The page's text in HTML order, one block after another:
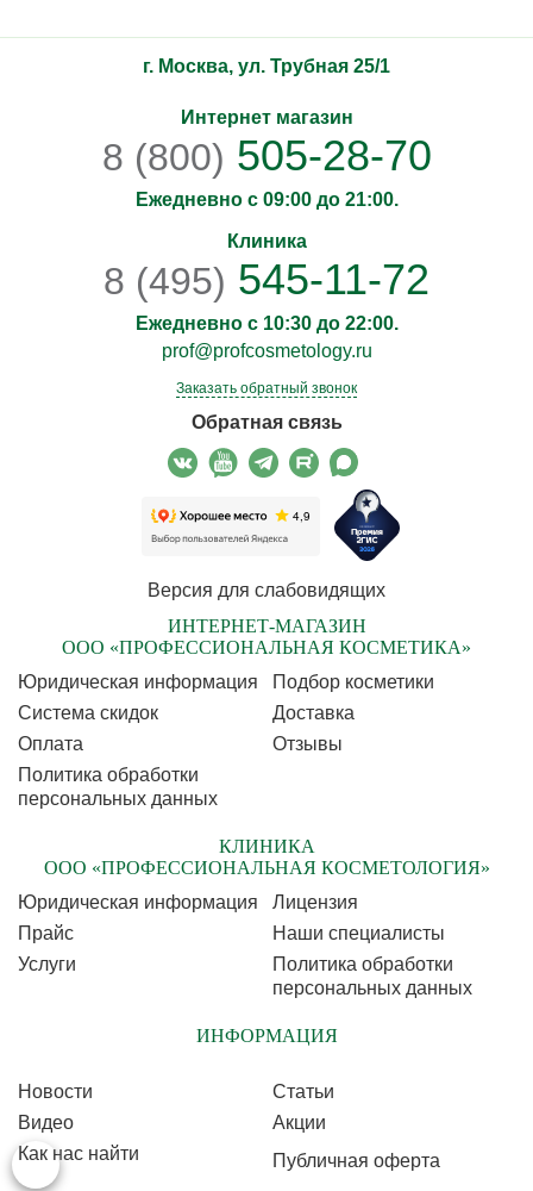
г. Москва, ул. Трубная 25/1
Интернет магазин
8 (800) 505-28-70
Ежедневно с 09:00 до 21:00.
Клиника
8 (495) 545-11-72
Ежедневно с 10:30 до 22:00.
prof@profcosmetology.ru
Заказать обратный звонок
Обратная связь
Версия для слабовидящих
ИНТЕРНЕТ-МАГАЗИН
ООО «ПРОФЕССИОНАЛЬНАЯ КОСМЕТИКА»
Юридическая информация
Подбор косметики
Cистема скидок
Доставка
Оплата
Отзывы
Политика обработки
персональных данных
КЛИНИКА
ООО «ПРОФЕССИОНАЛЬНАЯ КОСМЕТОЛОГИЯ»
Юридическая информация
Лицензия
Прайс
Наши специалисты
Услуги
Политика обработки
персональных данных
ИНФОРМАЦИЯ
Новости
Статьи
Видео
Акции
Как нас найти
Публичная оферта